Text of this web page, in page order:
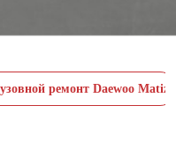
ремонт Daewoo Matiz